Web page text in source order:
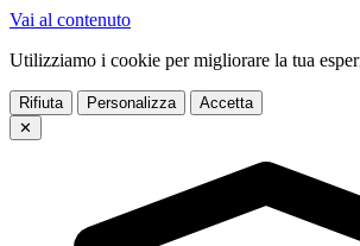
Vai al contenuto
Utilizziamo i cookie per migliorare la tua
Rifiuta Personalizza
Accetta
✕